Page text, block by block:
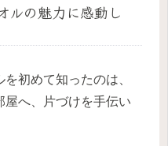
ルの魅力に感動し
初めて知ったのは、
屋へ、片づけを手伝い